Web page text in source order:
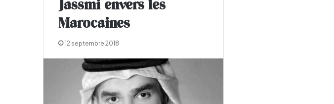
Jassmi envers les
Marocaines
12 septembre 2018